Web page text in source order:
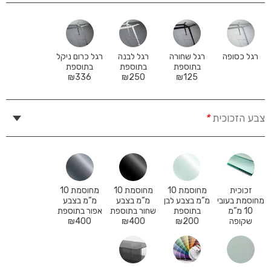
רגל כסופה
רגל שחורה
בתוספת
₪125
רגל לבנה
בתוספת
₪250
רגל כרום ניקל
בתוספת
₪336
צבע הזכוכית*
זכוכית
מחוסמת בעובי
10 מ”מ
שקופה
מחוסמת 10
מ”מ בצבע לבן
בתוספת
₪200
מחוסמת 10
מ”מ בצבע
שחור בתוספת
₪400
מחוסמת 10
מ”מ בצבע
אפור בתוספת
₪400